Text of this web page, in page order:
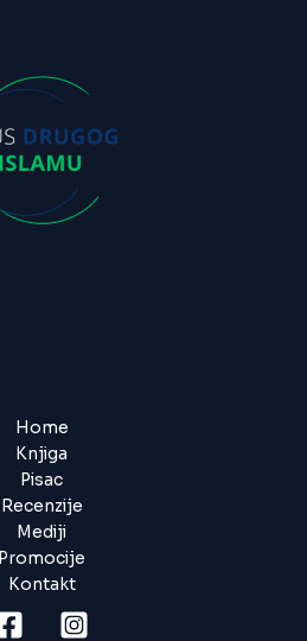
Home
Knjiga
Pisac
Recenzije
Mediji
Promocije
Kontakt